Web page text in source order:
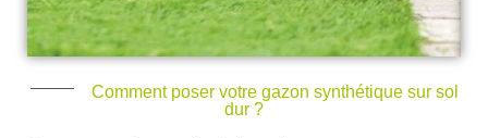
Comment poser votre gazon synthétique sur sol
dur ?